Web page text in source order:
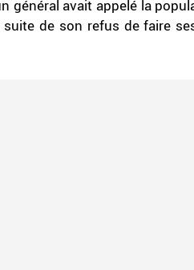
général avait appelé la
de son refus de faire